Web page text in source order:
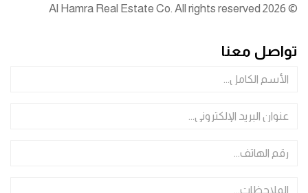
© 2026 Al Hamra Real Estate Co. All rights reserved
تواصل معنا